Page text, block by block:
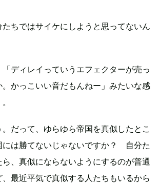
たちではサイケにしようと思ってないん
「ディレイっていうエフェクターが売っ
かっこいい音だもんねー」みたいな感
。だって、ゆらゆら帝国を真似したとこ
には勝てないじゃないですか？ 自分た
、真似にならないようにするのが普通
最近平気で真似する人たちもいるから